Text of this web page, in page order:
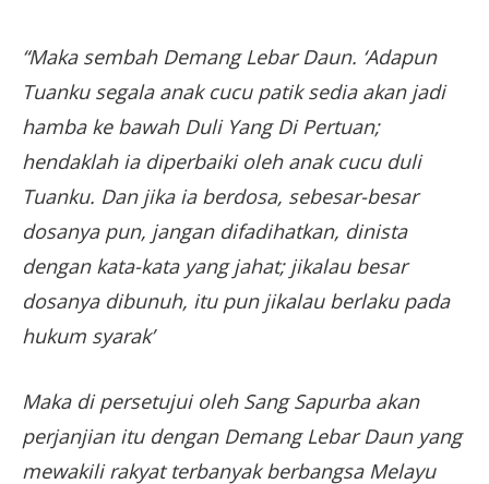
“Maka sembah Demang Lebar Daun. ‘Adapun
Tuanku segala anak cucu patik sedia akan jadi
hamba ke bawah Duli Yang Di Pertuan;
hendaklah ia diperbaiki oleh anak cucu duli
Tuanku. Dan jika ia berdosa, sebesar-besar
dosanya pun, jangan difadihatkan, dinista
dengan kata-kata yang jahat; jikalau besar
dosanya dibunuh, itu pun jikalau berlaku pada
hukum syarak’
Maka di persetujui oleh Sang Sapurba akan
perjanjian itu dengan Demang Lebar Daun yang
mewakili rakyat terbanyak berbangsa Melayu